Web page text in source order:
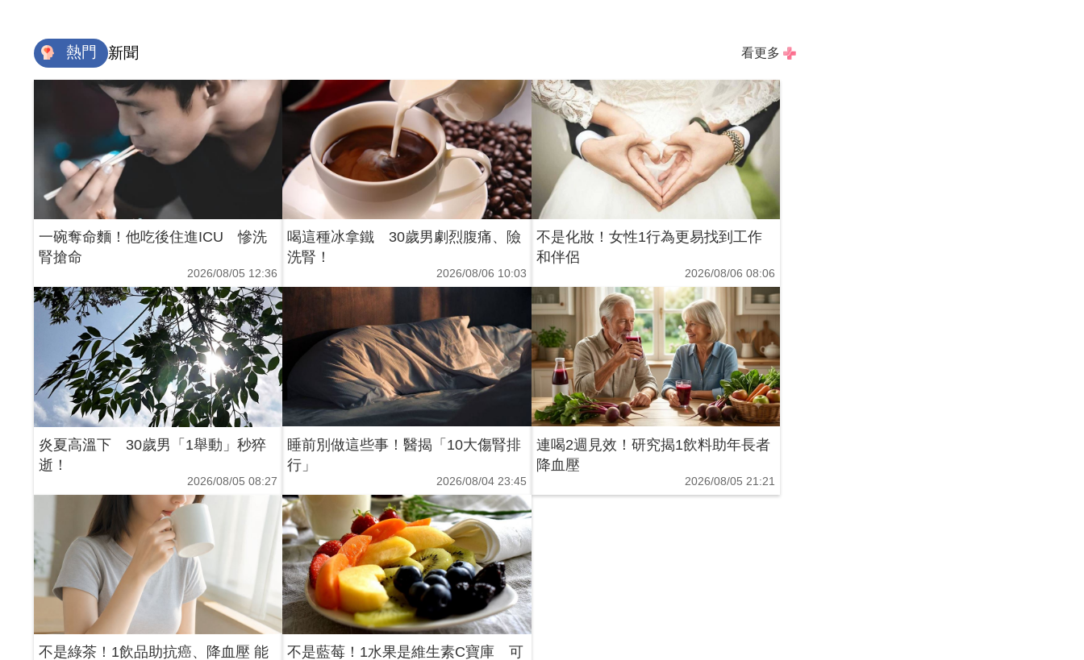
熱門 新聞 看更多
一碗奪命麵！他吃後住進ICU 慘洗
腎搶命
2026/08/05 12:36
喝這種冰拿鐵 30歲男劇烈腹痛、險
洗腎！
2026/08/06 10:03
不是化妝！女性1行為更易找到工作
和伴侶
2026/08/06 08:06
炎夏高溫下 30歲男「1舉動」秒猝
逝！
2026/08/05 08:27
睡前別做這些事！醫揭「10大傷腎排
行」
2026/08/04 23:45
連喝2週見效！研究揭1飲料助年長者
降血壓
2026/08/05 21:21
不是綠茶！1飲品助抗癌、降血壓 能 不是藍莓！1水果是維生素C寶庫 可